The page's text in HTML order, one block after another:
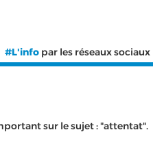
#L'info par les réseaux sociaux
sur le sujet : "attentat".